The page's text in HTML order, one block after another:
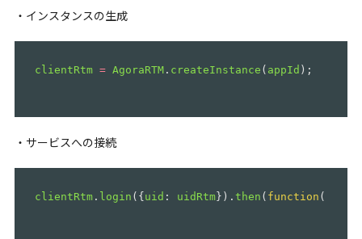
・インスタンスの生成
clientRtm = AgoraRTM . createInstance ( appId );
・サービスへの接続
clientRtm . login ({ uid : uidRtm }).then ( function (){(